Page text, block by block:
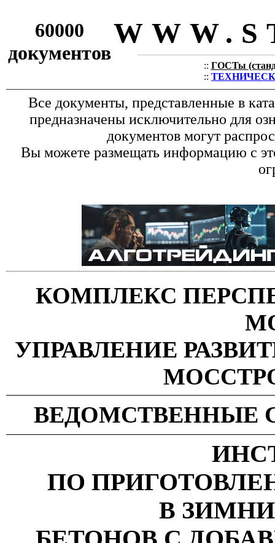
60000
документов
:: ГОСТы
::
Все документы, представленные в
предназначены исключительно для
документов могут
Вы можете размещать информацию с
КОМПЛЕКС
УПРАВЛЕНИЕ
ВЕДОМСТВЕННЫЕ
ПО
В